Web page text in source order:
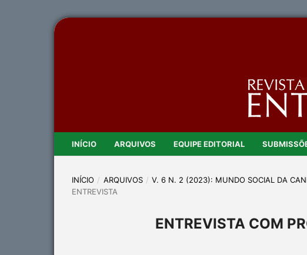
INÍCIO ARQUIVOS EQUIPE EDITORIAL
INÍCIO / ARQUIVOS / V. 6 N. 2 (2023): MUNDO SOCIAL DA
ENTREVISTA
ENTREVISTA COM